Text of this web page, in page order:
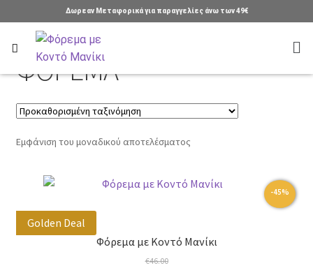
Δωρεαν Μεταφορικά για παραγγελίες άνω των 49€
Προϊόν Είδος ΦΟΡΕΜΑ
ΦΟΡΕΜΑ
Εμφάνιση του μοναδικού αποτελέσματος
Golden Deal
-45%
Φόρεμα με Κοντό Μανίκι
€46.00